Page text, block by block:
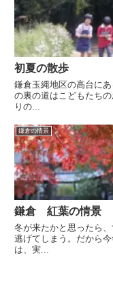
初夏の散歩
鎌倉玉縄地区の高台に
の裏の道はこどもたちの
りの...
鎌倉の情景
鎌倉 紅葉の情景
冬が来たかと思ったら、
逃げてしまう。だから
は、実...